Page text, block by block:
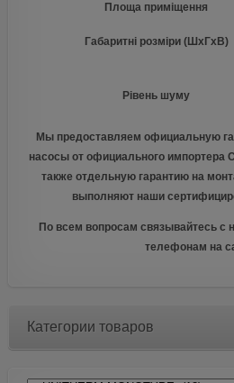
Площа приміщення
Габаритні розміри (ШхГхВ)
Рівень шуму
Мы предоставляем официальную
насосы от официального импортера
также отдельную гарантию на
выполняют наши
По всем вопросам связывайтесь
телефонам на
Категории товаров